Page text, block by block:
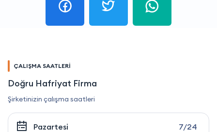
ÇALIŞMA SAATLERİ
Doğru Hafriyat Firma
Şirketinizin çalışma saatleri
Pazartesi 7/24